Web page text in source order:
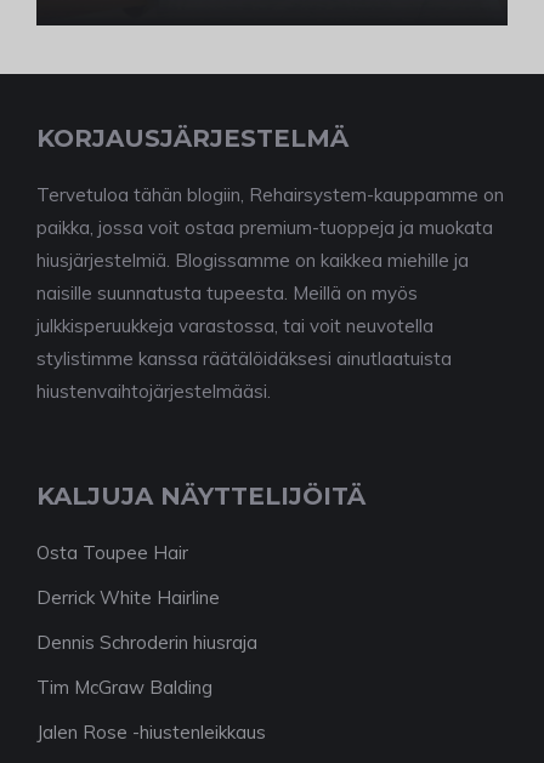
KORJAUSJÄRJESTELMÄ
Tervetuloa tähän blogiin, Rehairsystem-kauppamme on
paikka, jossa voit ostaa premium-tuoppeja ja muokata
hiusjärjestelmiä. Blogissamme on kaikkea miehille ja
naisille suunnatusta tupeesta. Meillä on myös
julkkisperuukkeja varastossa, tai voit neuvotella
stylistimme kanssa räätälöidäksesi ainutlaatuista
hiustenvaihtojärjestelmääsi.
KALJUJA NÄYTTELIJÖITÄ
Osta Toupee Hair
Derrick White Hairline
Dennis Schroderin hiusraja
Tim McGraw Balding
Jalen Rose -hiustenleikkaus